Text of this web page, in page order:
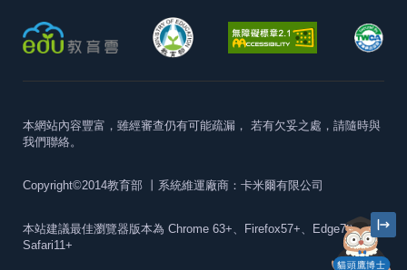
貓頭鷹博士
本網站內容豐富，雖經審查仍有可能疏漏， 若有欠妥之處，請隨時與
我們聯絡。
Copyright©2014教育部 丨系統維運廠商：卡米爾有限公司
本站建議最佳瀏覽器版本為 Chrome 63+、Firefox57+、Edge79+及
Safari11+